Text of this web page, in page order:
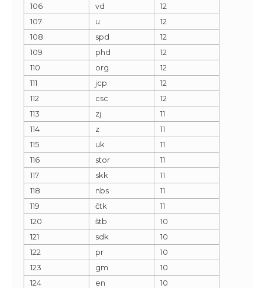
106
vd
12
107
u
12
108
spd
12
109
phd
12
110
org
12
111
jcp
12
112
csc
12
113
zj
11
114
z
11
115
uk
11
116
stor
11
117
skk
11
118
nbs
11
119
čtk
11
120
štb
10
121
sdk
10
122
pr
10
123
gm
10
124
en
10